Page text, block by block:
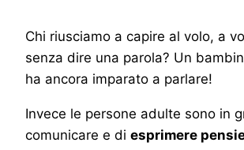
Chi riusciamo a capire al volo, a
senza dire una parola? Un
ha ancora imparato a parlare!
Invece le persone adulte sono in
comunicare e di esprimere